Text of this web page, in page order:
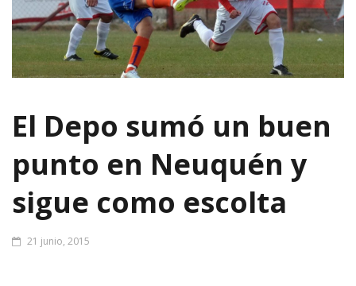
El Depo sumó un buen
punto en Neuquén y
sigue como escolta
21 junio, 2015